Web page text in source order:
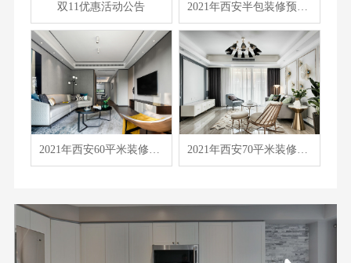
双11优惠活动公告 2021年西安半包装修预算表/装修报价大全/费用清单汇总